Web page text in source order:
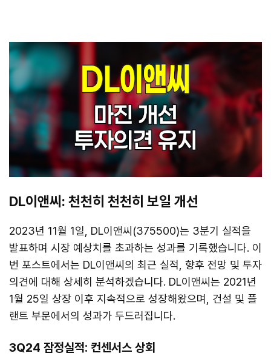
DL이앤씨: 천천히 천천히 보일 개선
2023년 11월 1일, DL이앤씨(375500)는 3분기 실적을
발표하며 시장 예상치를 초과하는 성과를 기록했습니다. 이
번 포스트에서는 DL이앤씨의 최근 실적, 향후 전망 및 투자
의견에 대해 상세히 분석하겠습니다. DL이앤씨는 2021년
1월 25일 상장 이후 지속적으로 성장해왔으며, 건설 및 플
랜트 부문에서의 성과가 두드러집니다.
3Q24 잠정실적: 컨센서스 상회